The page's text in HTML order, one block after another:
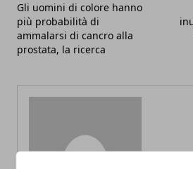
Gli uomini di colore hanno
più probabilità di
ammalarsi di cancro alla
prostata, la ricerca